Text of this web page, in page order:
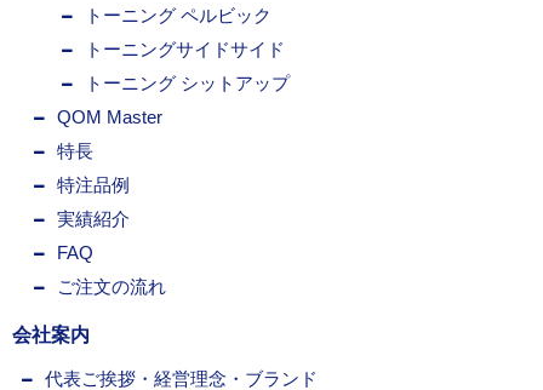
トーニング ペルビック
トーニングサイドサイド
トーニング シットアップ
QOM Master
特長
特注品例
実績紹介
FAQ
ご注文の流れ
会社案内
代表ご挨拶・経営理念・ブランド